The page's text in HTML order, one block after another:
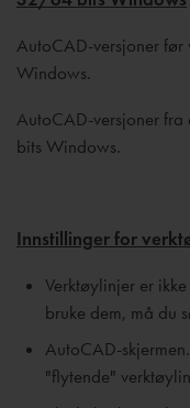
AutoCAD-versjoner
Windows.
AutoCAD-versjoner
bits Windows.
Innstillinger for
Verktøylinjer er
bruke dem, må du
AutoCAD-
"flytende"